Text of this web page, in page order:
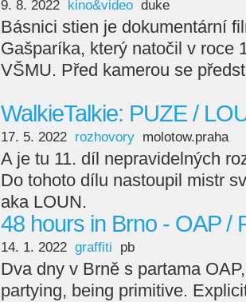
9. 8. 2022 kino&video duke
Básnici stien je dokumentární
Gašparíka, který natočil v roce
VŠMU. Před kamerou se
WalkieTalkie: PUZE /
17. 5. 2022 rozhovory molotow.praha
A je tu 11. díl nepravidelných
Do tohoto dílu nastoupil mistr
aka LOUN.
48 hours in Brno - OAP /
14. 1. 2022 graffiti pb
Dva dny v Brně s partama
partying, being primitive.